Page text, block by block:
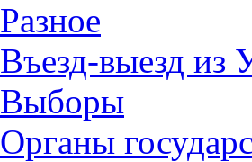
Разное
Въезд-выезд из
Выборы
Органы